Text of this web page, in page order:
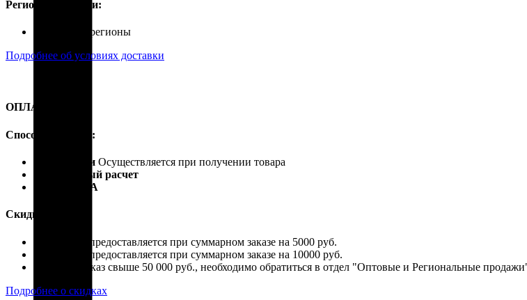
Регионы доставки:
Россия, все регионы
Подробнее об условиях доставки
ОПЛАТА
Способы оплаты:
Наличными Осуществляется при получении товара
Безналичный расчет
Карты VISA
Скидки:
Скидка 4% предоставляется при суммарном заказе на 5000 руб.
Скидка 7% предоставляется при суммарном заказе на 10000 руб.
Если ваш заказ свыше 50 000 руб., необходимо обратиться в отдел "Оптовые и Региональные
Подробнее о скидках